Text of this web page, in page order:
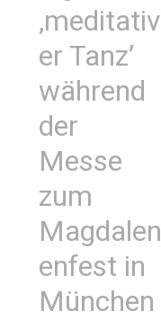
‚meditativ
er Tanz’
während
der
Messe
zum
Magdalen
enfest in
München